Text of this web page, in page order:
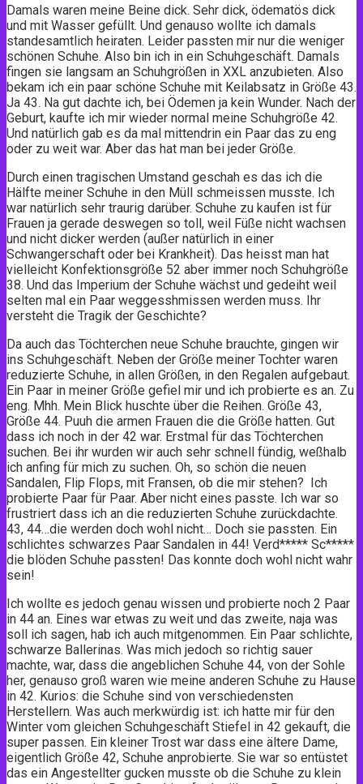
Damals waren meine Beine dick. Sehr dick, ödematös dick
und mit Wasser gefüllt. Und genauso wollte ich damals
standesamtlich heiraten. Leider passten mir nur die weniger
schönen Schuhe. Also bin ich in ein Schuhgeschäft. Damals
fingen sie langsam an Schuhgrößen in XXL anzubieten. Also
bekam ich ein paar schöne Schuhe mit Keilabsatz in Größe 43.
Ja 43. Na gut dachte ich, bei Ödemen ja kein Wunder. Nach der
Geburt, kaufte ich mir wieder normal meine Schuhgröße 42.
Und natürlich gab es da mal mittendrin ein Paar das zu eng
oder zu weit war. Aber das hat man bei jeder Größe.
Durch einen tragischen Umstand geschah es das ich die
Hälfte meiner Schuhe in den Müll schmeissen musste. Ich
war natürlich sehr traurig darüber. Schuhe zu kaufen ist für
Frauen ja gerade deswegen so toll, weil Füße nicht wachsen
und nicht dicker werden (außer natürlich in einer
Schwangerschaft oder bei Krankheit). Das heisst man hat
vielleicht Konfektionsgröße 52 aber immer noch Schuhgröße
38. Und das Imperium der Schuhe wächst und gedeiht weil
selten mal ein Paar weggesshmissen werden muss. Ihr
versteht die Tragik der Geschichte?
Da auch das Töchterchen neue Schuhe brauchte, gingen wir
ins Schuhgeschäft. Neben der Größe meiner Tochter waren
reduzierte Schuhe, in allen Größen, in den Regalen aufgebaut.
Ein Paar in meiner Größe gefiel mir und ich probierte es an. Zu
eng. Mhh. Mein Blick huschte über die Reihen. Größe 43,
Größe 44. Puuh die armen Frauen die die Größe hatten. Gut
dass ich noch in der 42 war. Erstmal für das Töchterchen
suchen. Bei ihr wurden wir auch sehr schnell fündig, weßhalb
ich anfing für mich zu suchen. Oh, so schön die neuen
Sandalen, Flip Flops, mit Fransen, ob die mir stehen? Ich
probierte Paar für Paar. Aber nicht eines passte. Ich war so
frustriert dass ich an die reduzierten Schuhe zurückdachte.
43, 44…die werden doch wohl nicht… Doch sie passten. Ein
schlichtes schwarzes Paar Sandalen in 44! Verd***** Sc*****
die blöden Schuhe passten! Das konnte doch wohl nicht wahr
sein!
Ich wollte es jedoch genau wissen und probierte noch 2 Paar
in 44 an. Eines war etwas zu weit und das zweite, naja was
soll ich sagen, hab ich auch mitgenommen. Ein Paar schlichte,
schwarze Ballerinas. Was mich jedoch so richtig sauer
machte, war, dass die angeblichen Schuhe 44, von der Sohle
her, genauso groß waren wie meine anderen Schuhe zu Hause
in 42. Kurios: die Schuhe sind von verschiedensten
Herstellern. Was auch merkwürdig ist: ich hatte mir für den
Winter vom gleichen Schuhgeschäft Stiefel in 42 gekauft, die
super passen. Ein kleiner Trost war dass eine ältere Dame,
eigentlich Größe 42, Schuhe anprobierte. Sie war so entüstet
das ein Angestellter gucken musste ob die Schuhe zu klein